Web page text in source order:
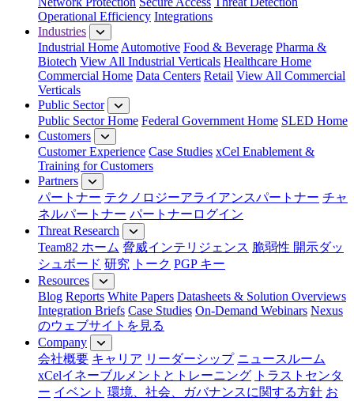
Operational Efficiency Integrations
Industries
Industrial HomeAutomotive Food & Beverage Pharma &
Biotech View All Industrial Verticals Healthcare Home
Commercial Home Data Centers Retail View All Commercial
Verticals
Public Sector
Public Sector Home Federal Government Home SLED Home
Customers
Customer Experience Case Studies xCel Enablement &
Training for Customers
Partners
パートナー テクノロジーアライアンスパートナー チャ
ネルパートナー パートナーログイン
Threat Research
Team82 ホーム 脅威インテリジェンス 脆弱性 開示ダッ
シュボード 研究 トーク PGP キー
Resources
Blog Reports White Papers Datasheets & Solution Overviews
Integration Briefs Case Studies On-Demand Webinars Nexus
のウェブサイトを見る
Company
会社概要 キャリア リーダーシップ ニュースルーム
xCelイネーブルメントとトレーニング
トラストセンタ
ー イベント 環境、社会、ガバナンスに関する方針 お